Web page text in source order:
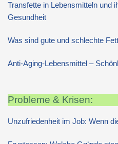
Transfette in Lebensmitteln und
Gesundheit
Was sind gute und schlechte
Anti-Aging-Lebensmittel –
Probleme & Krisen:
Unzufriedenheit im Job: Wenn